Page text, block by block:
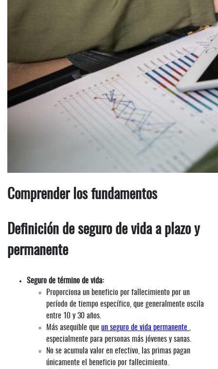
Comprender los fundamentos
Definición de seguro de vida a plazo y
permanente
Seguro de término de vida:
Proporciona un beneficio por fallecimiento por un
período de tiempo específico, que generalmente oscila
entre 10 y 30 años.
Más asequible que un seguro de vida permanente ,
especialmente para personas más jóvenes y sanas.
No se acumula valor en efectivo, las primas pagan
únicamente el beneficio por fallecimiento.